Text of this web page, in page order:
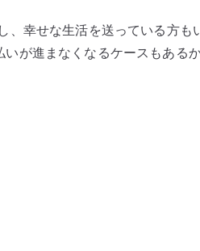
、幸せな生活を送っている方も
が進まなくなるケースもある